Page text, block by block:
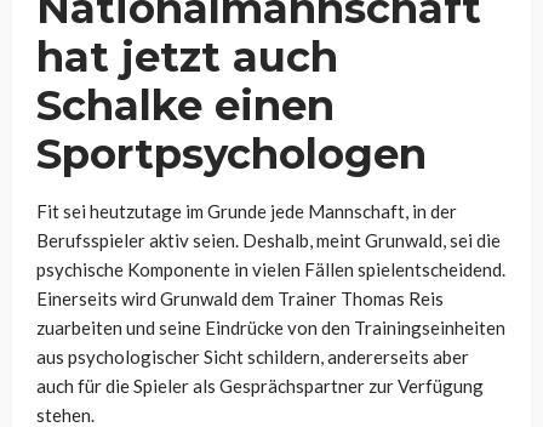
hat jetzt auch
Schalke einen
Sportpsychologen
Fit sei heutzutage im Grunde jede Mannschaft, in der
Berufsspieler aktiv seien. Deshalb, meint Grunwald, sei die
psychische Komponente in vielen Fällen spielentscheidend.
Einerseits wird Grunwald dem Trainer Thomas Reis
zuarbeiten und seine Eindrücke von den Trainingseinheiten
aus psychologischer Sicht schildern, andererseits aber
auch für die Spieler als Gesprächspartner zur Verfügung
stehen.